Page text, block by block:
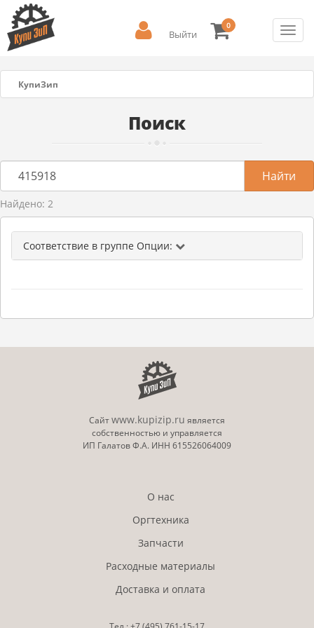
Выйти
0
КупиЗип
Поиск
Найдено: 2
Соответствие в группе Опции:
Сайтwww.kupizip.ru является
собственностью и управляется
ИП Галатов Ф.А. ИНН 615526064009
О нас
Оргтехника
Запчасти
Расходные материалы
Доставка и оплата